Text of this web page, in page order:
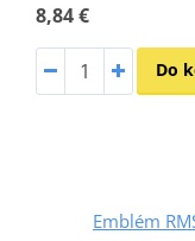
8,84 €
Do
Emblém